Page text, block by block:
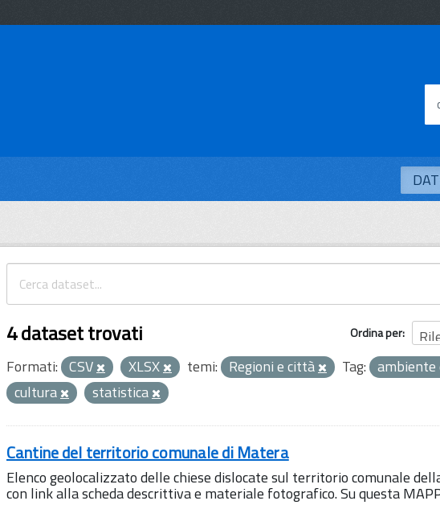
Ordina per
4 dataset trovati
Formati: CSV XLSX temi: Regioni e città Tag:
cultura
statistica
Cantine del territorio comunale di Matera
Elenco geolocalizzato delle chiese dislocate sul territorio comunale
con link alla scheda descrittiva e materiale fotografico. Su questa